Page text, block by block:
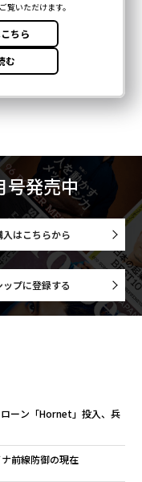
号発売中
はこちらから
ップに登録する
ーン「Hornet」投入、兵
前線防御の現在